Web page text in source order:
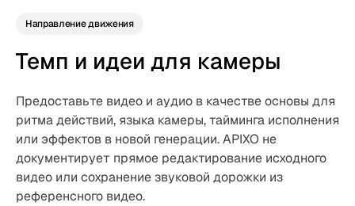
Направление движения
Темп и идеи для камеры
Предоставьте видео и аудио в качестве основы для
ритма действий, языка камеры, тайминга исполнения
или эффектов в новой генерации. APIXO не
документирует прямое редактирование исходного
видео или сохранение звуковой дорожки из
референсного видео.